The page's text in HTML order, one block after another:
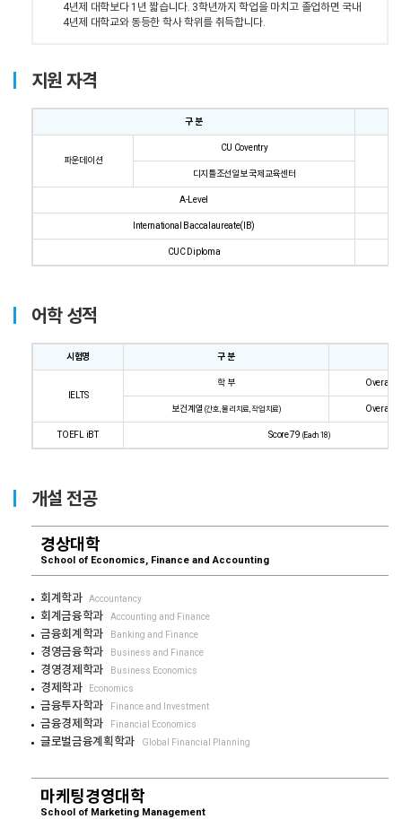
4년제 대학보다 1년 짧습니다. 3학년까지 학업을 마치고 졸업하면 국내
4년제 대학교와 동등한 학사 학위를 취득합니다.
지원 자격
구 분
파운데이션
CU Coventry
디지틀조선일보 국제교육센터
A-Level
International Baccalaureate(IB)
CUC Diploma
어학 성적
시험명 구 분
IELTS
학 부 Overall
보건계열 (간호, 물리치료, 작업치료) Overall
TOEFL iBT Score 79 (Each 18)
개설 전공
경상대학
School of Economics, Finance and Accounting
회계학과 Accountancy
회계금융학과 Accounting and Finance
금융회계학과 Banking and Finance
경영금융학과 Business and Finance
경영경제학과 Business Economics
경제학과 Economics
금융투자학과 Finance and Investment
금융경제학과 Financial Economics
글로벌금융계획학과 Global Financial Planning
마케팅경영대학
School of Marketing Management